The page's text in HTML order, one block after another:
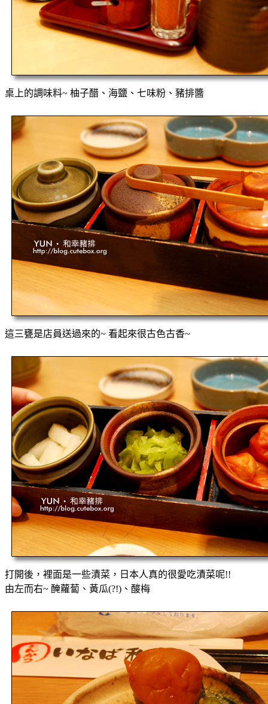
桌上的調味料~ 柚子醋、海鹽、七味粉、豬排醬
這三甕是店員送過來的~ 看起來很古色古香~
打開後，裡面是一些漬菜，日本人真的很愛吃漬菜呢!!
由左而右~ 醃蘿蔔、黃瓜(?!)、酸梅